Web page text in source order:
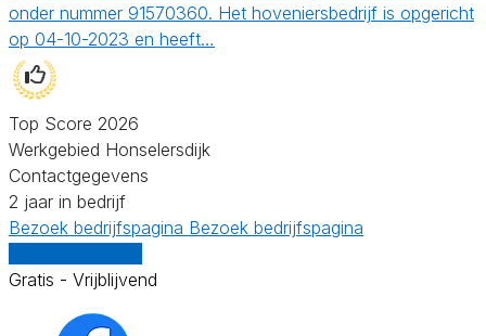
onder nummer 91570360. Het hoveniersbedrijf is opgericht
op 04-10-2023 en heeft…
Top Score 2026
Werkgebied Honselersdijk
Contactgegevens
2 jaar in bedrijf
Bezoek bedrijfspagina Bezoek bedrijfspagina
Gratis - Vrijblijvend